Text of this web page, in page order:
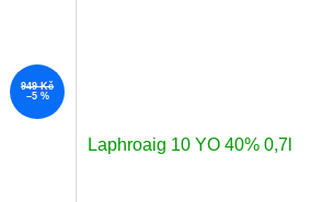
949 Kč
–5 %
Laphroaig 10 YO 40% 0,7l